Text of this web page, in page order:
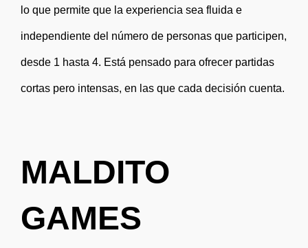
lo que permite que la experiencia sea fluida e
independiente del número de personas que participen,
desde 1 hasta 4. Está pensado para ofrecer partidas
cortas pero intensas, en las que cada decisión cuenta.
MALDITO
GAMES